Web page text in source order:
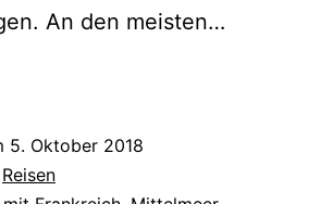
An den meisten…
5. Oktober 2018
Reisen